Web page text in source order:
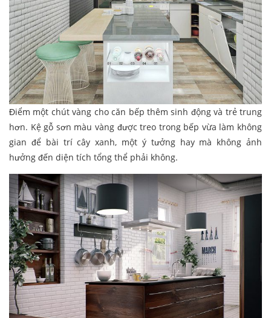
Điểm một chút vàng cho căn bếp thêm sinh động và trẻ trung
hơn. Kệ gỗ sơn màu vàng được treo trong bếp vừa làm không
gian để bài trí cây xanh, một ý tưởng hay mà không ảnh
hưởng đến diện tích tổng thể phải không.